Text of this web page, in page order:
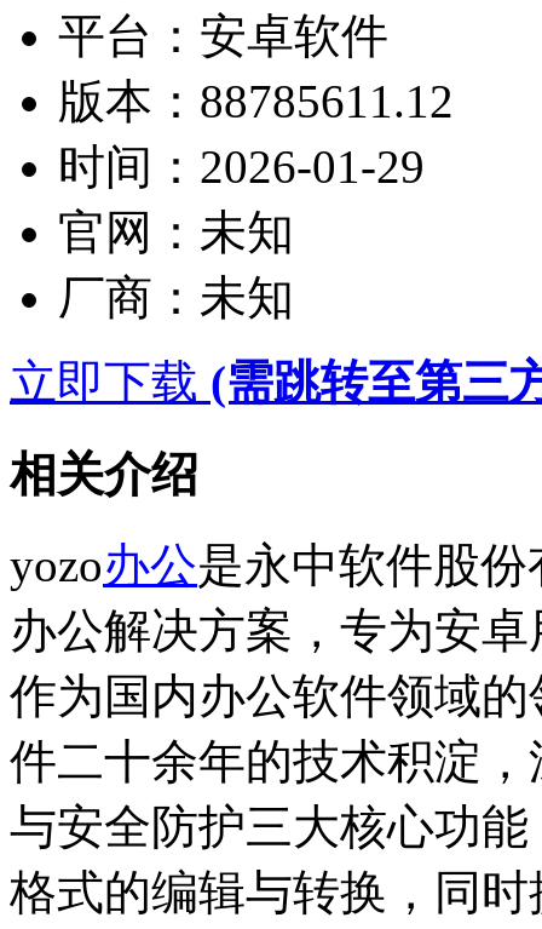
平台： 安卓软件
版本： 88785611.12
时间： 2026-01-29
官网： 未知
厂商： 未知
立即下载 (需跳转至第三
相关介绍
yozo办公是永中软件股
办公解决方案，专为安
作为国内办公软件领域
件二十余年的技术积淀
与安全防护三大核心功
格式的编辑与转换，同